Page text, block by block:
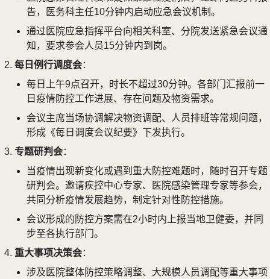
告，医务科主任10分钟内启动应急会议机制。
通过医院应急指挥平台向相关科室、分院发送紧急会议通
知，要求参会人员15分钟内到岗。
每日例行调度会：
每日上午9点召开，时长不超过30分钟。各部门汇报前一
日疫情防控工作进展、存在问题及物资需求。
会议主席当场协调解决物资调配、人员排班等常规问题，
形成《每日调度会议纪要》下发执行。
专题研判会：
当疫情出现新变化或遇到重大防控难题时，随时召开专题
研判会。邀请疾控中心专家、医院感染管理专家等参会，
共同分析疫情发展趋势，制定针对性防控措施。
会议形成的防控方案需在2小时内上报当地卫健委，并同
步至各执行部门。
重大事项决策会：
涉及医院整体防控策略调整、大规模人员调配等重大事项